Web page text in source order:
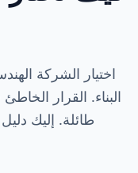
اختيار الشركة
البناء. القرار
طائلة. إليك